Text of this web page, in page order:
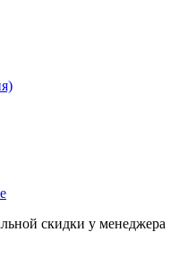
скидки у менеджера